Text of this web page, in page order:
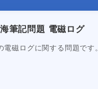
筆記問題 電磁ログ
電磁ログに関する問題です